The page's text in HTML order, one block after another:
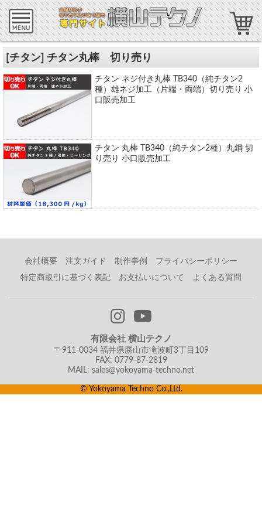
[チタン] チタン丸棒 切り売り
チタン ネジ付き丸棒 TB340（純チタン2
種）雄ネジ加工（片端・両端）切り売り 小
口販売加工
チタン 丸棒 TB340（純チタン2種）丸鋼 切
り売り 小口販売加工
会社概要 注文ガイド 制作事例
プライバシーポリシー
特定商取引に基づく表記
お支払いについて よくある質問
有限会社 横山テクノ
〒911-0034 福井県勝山市滝波町3丁目109
FAX: 0779-87-2819
MAIL: sales@yokoyama-techno.net
© Yokoyama Techno Co.,Ltd.